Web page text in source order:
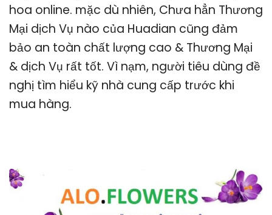
hoa online. mặc dù nhiên, Chưa hẳn Thương
Mại dịch Vụ nào của Huadian cũng đảm
bảo an toàn chất lượng cao & Thương Mại
& dịch Vụ rất tốt. Vì nạm, người tiêu dùng đề
nghị tìm hiểu kỹ nhà cung cấp trước khi
mua hàng.